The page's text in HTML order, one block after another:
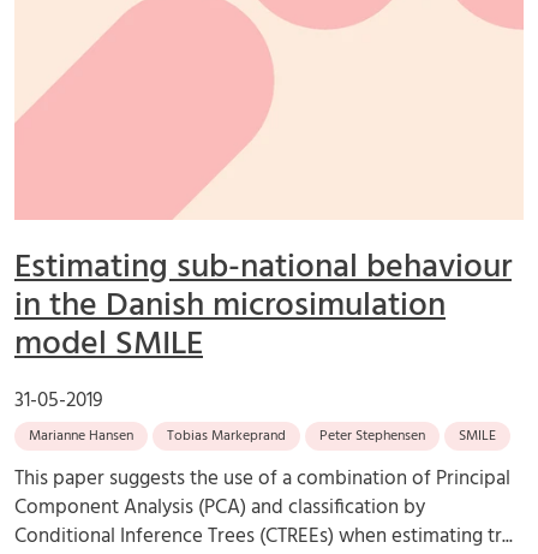
Estimating sub-national behaviour
in the Danish microsimulation
model SMILE
31-05-2019
Marianne Hansen Tobias Markeprand Peter Stephensen SMILE
This paper suggests the use of a combination of Principal
Component Analysis (PCA) and classification by
Conditional Inference Trees (CTREEs) when estimating tr...